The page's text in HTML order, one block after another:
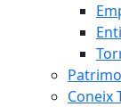
Coneix